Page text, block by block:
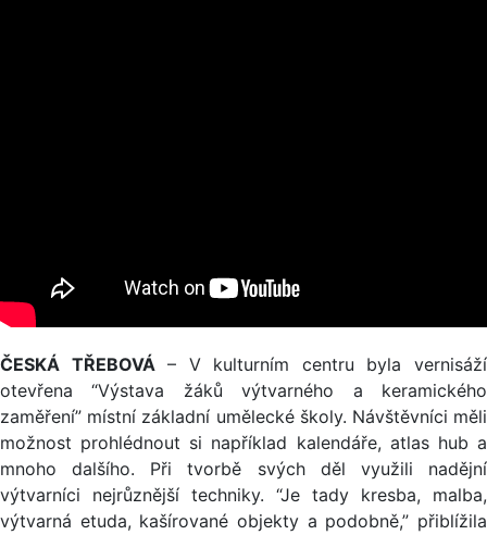
ČESKÁ TŘEBOVÁ– V kulturním centru byla vernisáží
otevřena “Výstava žáků výtvarného a keramického
zaměření” místní základní umělecké školy. Návštěvníci měli
možnost prohlédnout si například kalendáře, atlas hub a
mnoho dalšího. Při tvorbě svých děl využili nadějní
výtvarníci nejrůznější techniky. “Je tady kresba, malba,
výtvarná etuda, kašírované objekty a podobně,” přiblížila